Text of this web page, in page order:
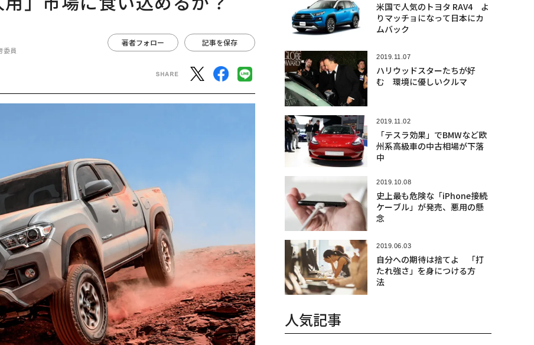
委員
著者フォロー 記事を保存
米国で人気のトヨタ RAV4 よ
りマッチョになって日本にカ
ムバック
2019.11.07
ハリウッドスターたちが好
む 環境に優しいクルマ
2019.11.02
「テスラ効果」でBMWなど欧
州系高級車の中古相場が下落
中
2019.10.08
史上最も危険な「iPhone接続
ケーブル」が発売、悪用の懸
念
2019.06.03
自分への期待は捨てよ 「打
たれ強さ」を身につける方
法
人気記事